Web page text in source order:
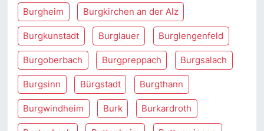
Burgheim Burgkirchen an der Alz
Burgkunstadt Burglauer Burglengenfeld
Burgoberbach Burgpreppach Burgsalach
Burgsinn Bürgstadt Burgthann
Burgwindheim Burk Burkardroth